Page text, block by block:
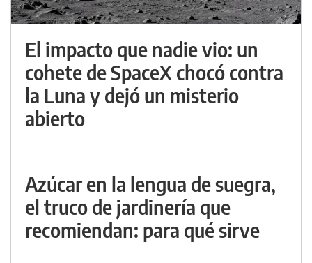
El impacto que nadie vio: un
cohete de SpaceX chocó contra
la Luna y dejó un misterio
abierto
Azúcar en la lengua de suegra,
el truco de jardinería que
recomiendan: para qué sirve